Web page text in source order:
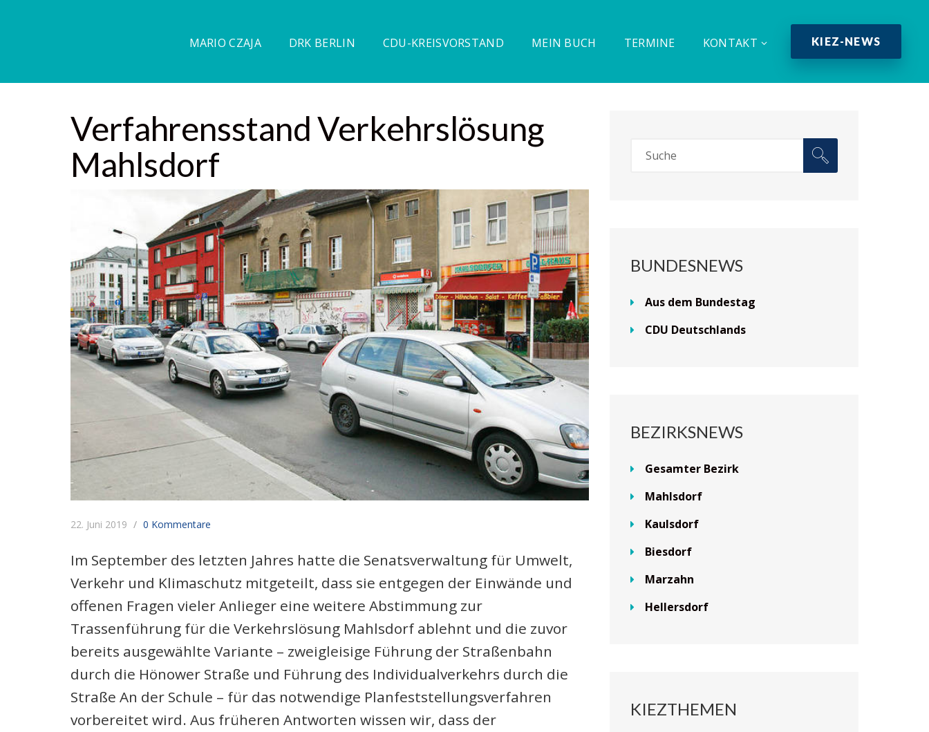
MARIO CZAJA DRK BERLIN CDU-KREISVORSTAND MEIN BUCH TERMINE KONTAKT KIEZ-NEWS
Verfahrensstand Verkehrslösung
Mahlsdorf
22. Juni 2019 0 Kommentare
Im September des letzten Jahres hatte die Senatsverwaltung für Umwelt,
Verkehr und Klimaschutz mitgeteilt, dass sie entgegen der Einwände und
offenen Fragen vieler Anlieger eine weitere Abstimmung zur
Trassenführung für die Verkehrslösung Mahlsdorf ablehnt und die zuvor
bereits ausgewählte Variante – zweigleisige Führung der Straßenbahn
durch die Hönower Straße und Führung des Individualverkehrs durch die
Straße An der Schule – für das notwendige Planfeststellungsverfahren
vorbereitet wird. Aus früheren Antworten wissen wir, dass der
BUNDESNEWS
Aus dem Bundestag
CDU Deutschlands
BEZIRKSNEWS
Gesamter Bezirk
Mahlsdorf
Kaulsdorf
Biesdorf
Marzahn
Hellersdorf
KIEZTHEMEN